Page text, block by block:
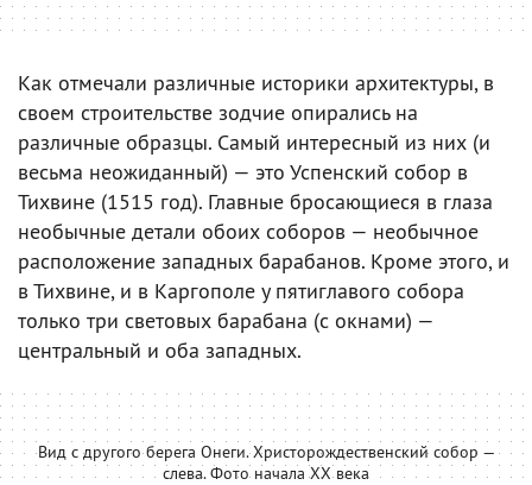
Как отмечали различные историки архитектуры, в
своем строительстве зодчие опирались на
различные образцы. Самый интересный из них (и
весьма неожиданный) — это Успенский собор в
Тихвине (1515 год). Главные бросающиеся в глаза
необычные детали обоих соборов — необычное
расположение западных барабанов. Кроме этого, и
в Тихвине, и в Каргополе у пятиглавого собора
только три световых барабана (с окнами) —
центральный и оба западных.
Вид с другого берега Онеги. Христорождественский собор —
слева. Фото начала XX века